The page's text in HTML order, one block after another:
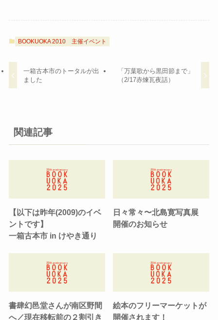
BOOKUOKA 2010 主催イベント
一箱古本市のトータルが出
ました
「万葉歌から黒田節まで」
（2/17赤煉瓦夜話）
関連記事
【以下は昨年(2009)のイベ
ントです】
一箱古本市 in けやき通り
日々常々〜北島寛写真展
開催のお知らせ
書肆幻邑堂さんが南区野間
へ／現在移転前の２割引き
絵本のフリーマーケットが
開催されます！